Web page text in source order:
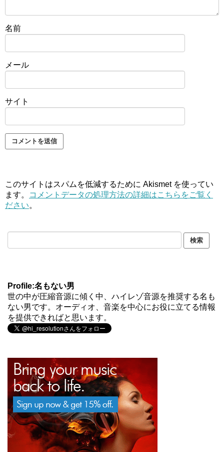
名前
メール
サイト
このサイトはスパムを低減するために Akismet を使ってい
ます。
コメントデータの処理方法の詳細はこちらをご覧く
ださい。
Profile:名もない男
世の中が圧縮音源に傾く中、ハイレゾ音源を推奨する名も
ない男です。オーディオ、音楽を中心にお役に立てる情報
を提供できればと思います。